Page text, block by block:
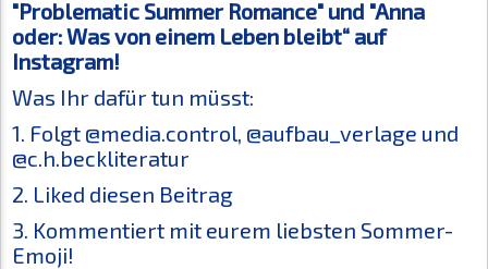
"Problematic Summer Romance" und "Anna
oder: Was von einem Leben bleibt“ auf
Instagram!
Was Ihr dafür tun müsst:
1. Folgt @media.control, @aufbau_verlage und
@c.h.beckliteratur
2. Liked diesen Beitrag
3. Kommentiert mit eurem liebsten Sommer-
Emoji!